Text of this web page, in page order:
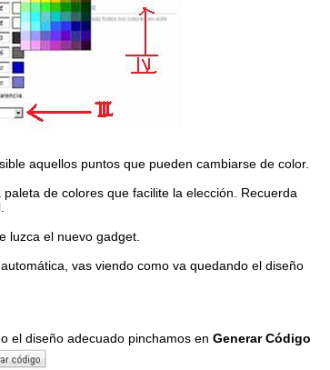
aquellos puntos que pueden cambiarse de color.
de colores que facilite la elección. Recuerda
luzca el nuevo gadget.
vas viendo como va quedando el diseño
el diseño adecuado pinchamos en Generar Código